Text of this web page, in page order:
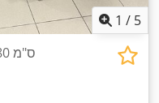
1 / 5
עגלה עם משטח עליון Fetra 127x80 ס"מ